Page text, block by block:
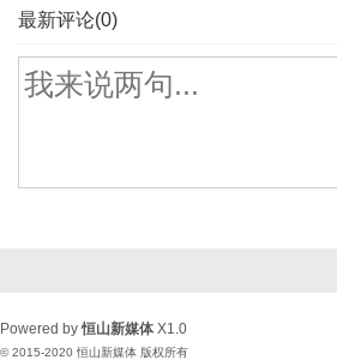
最新评论(0)
Powered by恒山新媒体 X1.0
© 2015-2020 恒山新媒体 版权所有